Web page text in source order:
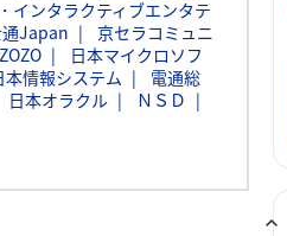
インタラクティブエンタテ
Japan
京セラコミュニ
ZOZO
日本マイクロソフ
本情報システム
電通総
日本オラクル
ＮＳＤ